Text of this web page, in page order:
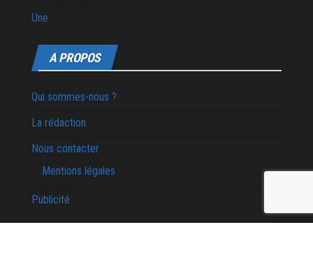
Une
A PROPOS
Qui sommes-nous ?
La rédaction
Nous contacter
Mentions légales
Publicité